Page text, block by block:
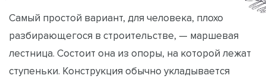
Самый простой вариант, для человека, плохо
разбирающегося в строительстве, — маршевая
лестница. Состоит она из опоры, на которой лежат
ступеньки. Конструкция обычно укладывается